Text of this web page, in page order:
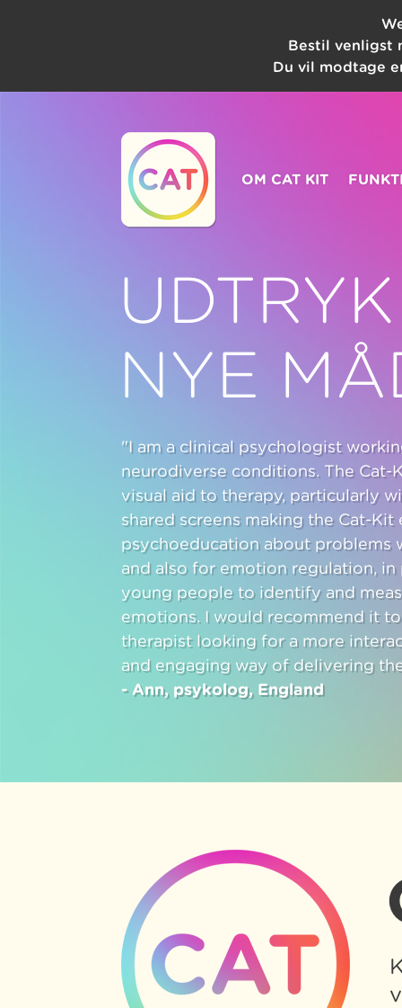
Bestil venligst
Du vil modtage
OM CAT KIT
NYE
"I am a clinical psychologist
neurodiverse conditions. The
visual aid to therapy, particularly
shared screens making the Cat-
psychoeducation about problems
and also for emotion regulation,
young people to identify and
emotions. I would recommend it
therapist looking for a more
and engaging way of delivering
- Ann, psykolog, England